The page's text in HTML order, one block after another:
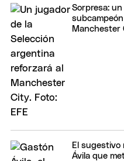
Sorpresa:
Manchester
El sugestivo
Ávila que